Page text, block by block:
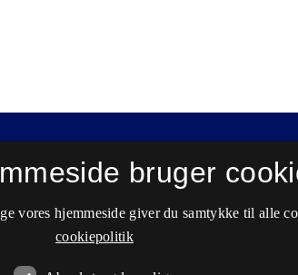
bruger
vores hjemmeside giver du samtykke til alle
cookiepolitik